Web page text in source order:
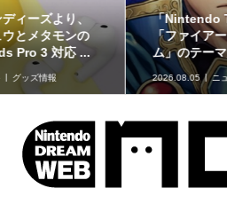
『マリオカートツアー』
で「シャボンロード」な
どが舞台の「バカンス...
2026.08.05
ゲームソフトニュー
ス